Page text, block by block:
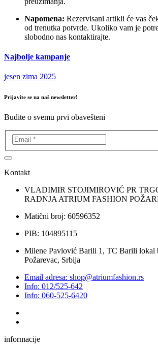
Napomena: Rezervisani artikli će vas
od trenutka potvrde. Ukoliko vam je
slobodno nas kontaktirajte.
Najbolje kampanje
jesen zima 2025
Prijavite se na naš newsletter!
Budite o svemu prvi obavešteni
Kontakt
VLADIMIR STOJIMIROVIĆ PR
RADNJA ATRIUM FASHION
Matični broj: 60596352
PIB: 104895115
Milene Pavlović Barili 1, TC Barili lokal
Požarevac, Srbija
Email adresa: shop@atriumfashion.rs
Info: 012/525-642
Info: 060-525-6420
informacije